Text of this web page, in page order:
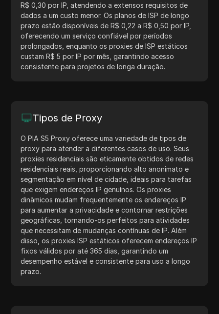
R$ 0,30 por IP, atendendo a extensos requisitos de
dados a um custo menor. Os planos de ISP de longo
prazo estão disponíveis de R$ 0,22 a R$ 0,50 por IP,
oferecendo um serviço confiável por períodos
prolongados, enquanto os proxies de ISP estáticos
custam R$ 5 por IP por mês, garantindo acesso
consistente para projetos de longa duração.
Tipos de Proxy
O PIA S5 Proxy oferece uma variedade de tipos de
proxy para atender a diferentes casos de uso. Seus
proxies residenciais são eticamente obtidos de redes
residenciais reais, proporcionando alto anonimato e
segmentação em nível de cidade, ideais para tarefas
que exigem endereços IP genuínos. Os proxies
dinâmicos mudam frequentemente os endereços IP
para aumentar a privacidade e contornar restrições
geográficas, tornando-os perfeitos para atividades
que necessitam de mudanças contínuas de IP. Além
disso, os proxies ISP estáticos oferecem endereços IP
fixos válidos por até 365 dias, garantindo um
desempenho estável e consistente para uso a longo
prazo.